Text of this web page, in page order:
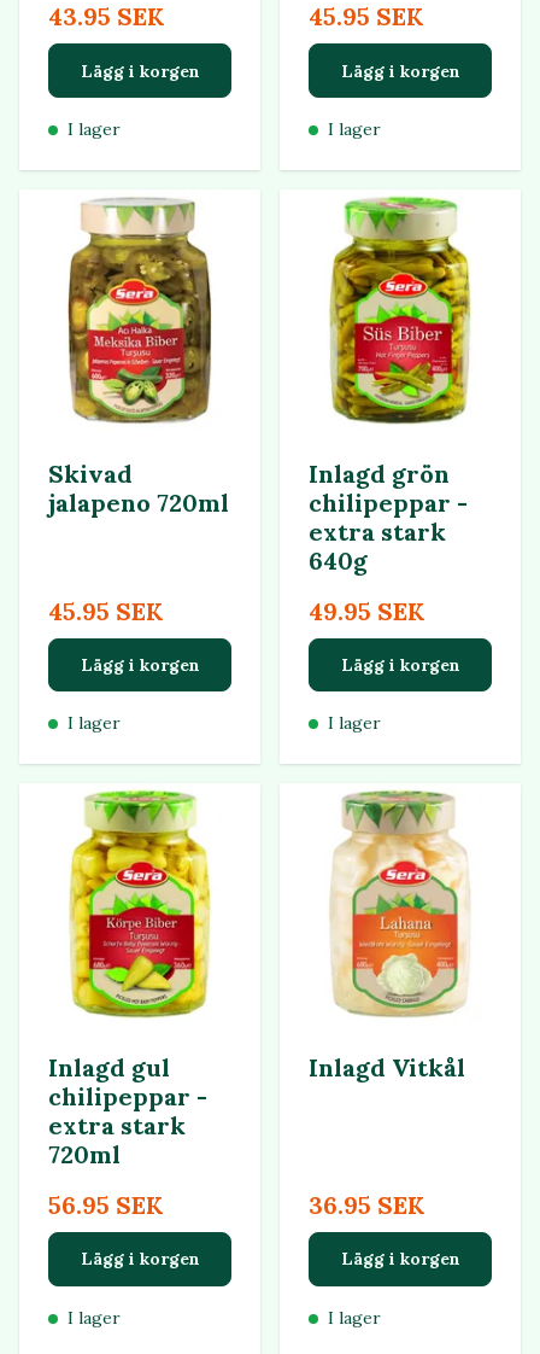
43.95 SEK
Lägg i korgen
I lager
45.95 SEK
Lägg i korgen
I lager
Skivad
jalapeno 720ml
45.95 SEK
Lägg i korgen
I lager
Inlagd grön
chilipeppar -
extra stark
640g
49.95 SEK
Lägg i korgen
I lager
Inlagd gul
chilipeppar -
extra stark
720ml
56.95 SEK
Lägg i korgen
I lager
Inlagd Vitkål
36.95 SEK
Lägg i korgen
I lager